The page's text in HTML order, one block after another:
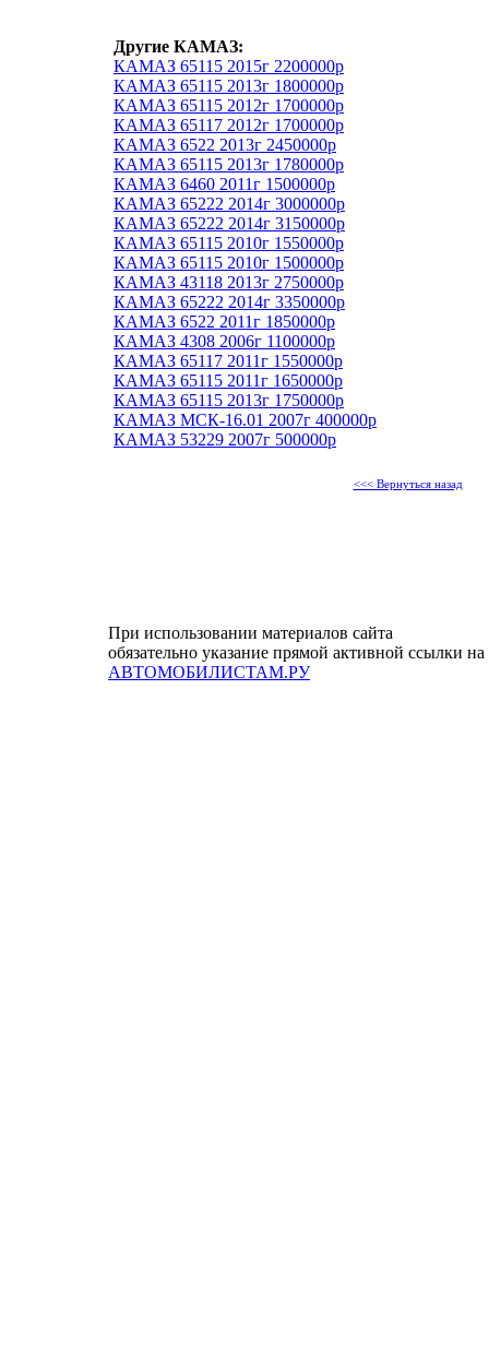
Другие КАМАЗ:
КАМАЗ 65115 2015г 2200000р
КАМАЗ 65115 2013г 1800000р
КАМАЗ 65115 2012г 1700000р
КАМАЗ 65117 2012г 1700000р
КАМАЗ 6522 2013г 2450000р
КАМАЗ 65115 2013г 1780000р
КАМАЗ 6460 2011г 1500000р
КАМАЗ 65222 2014г 3000000р
КАМАЗ 65222 2014г 3150000р
КАМАЗ 65115 2010г 1550000р
КАМАЗ 65115 2010г 1500000р
КАМАЗ 43118 2013г 2750000р
КАМАЗ 65222 2014г 3350000р
КАМАЗ 6522 2011г 1850000р
КАМАЗ 4308 2006г 1100000р
КАМАЗ 65117 2011г 1550000р
КАМАЗ 65115 2011г 1650000р
КАМАЗ 65115 2013г 1750000р
КАМАЗ МСК-16.01 2007г 400000р
КАМАЗ 53229 2007г 500000р
<<< Вернуться назад
При использовании материалов сайта
обязательно указание прямой активной ссылки на
АВТОМОБИЛИСТАМ.РУ